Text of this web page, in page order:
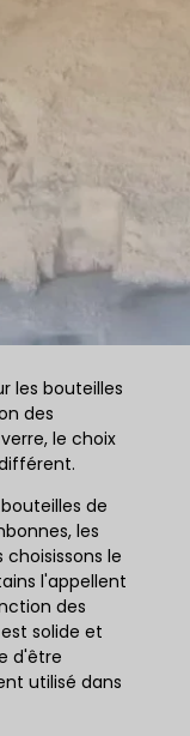
les bouteilles
des
le choix
de
les
le
l'appellent
des
solide et
d'être
utilisé dans